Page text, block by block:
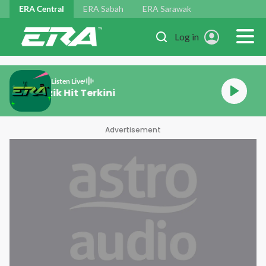
Skip to main content
ERA Central ERA Sabah ERA Sarawak
Log in
Listen Live
Muzik Hit Terkini
Advertisement